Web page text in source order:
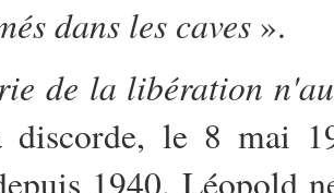
dans les caves ».
de la libération
discorde, le 8 mai
1940. Léopold